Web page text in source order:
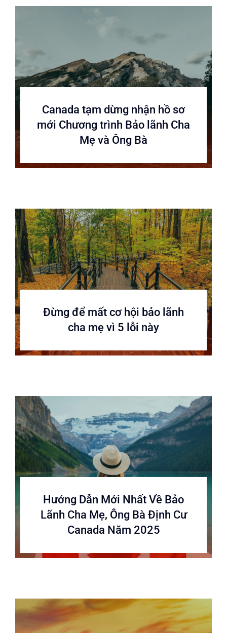
Canada tạm dừng nhận hồ sơ
mới Chương trình Bảo lãnh Cha
Mẹ và Ông Bà
Đừng để mất cơ hội bảo lãnh
cha mẹ vì 5 lỗi này
Hướng Dẫn Mới Nhất Về Bảo
Lãnh Cha Mẹ, Ông Bà Định Cư
Canada Năm 2025